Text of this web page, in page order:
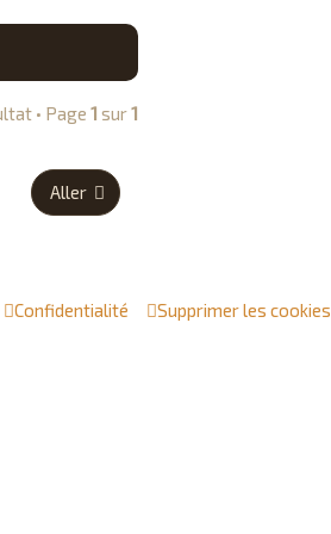
• Page1 sur1
Aller
Supprimer les cookies
Confidentialité